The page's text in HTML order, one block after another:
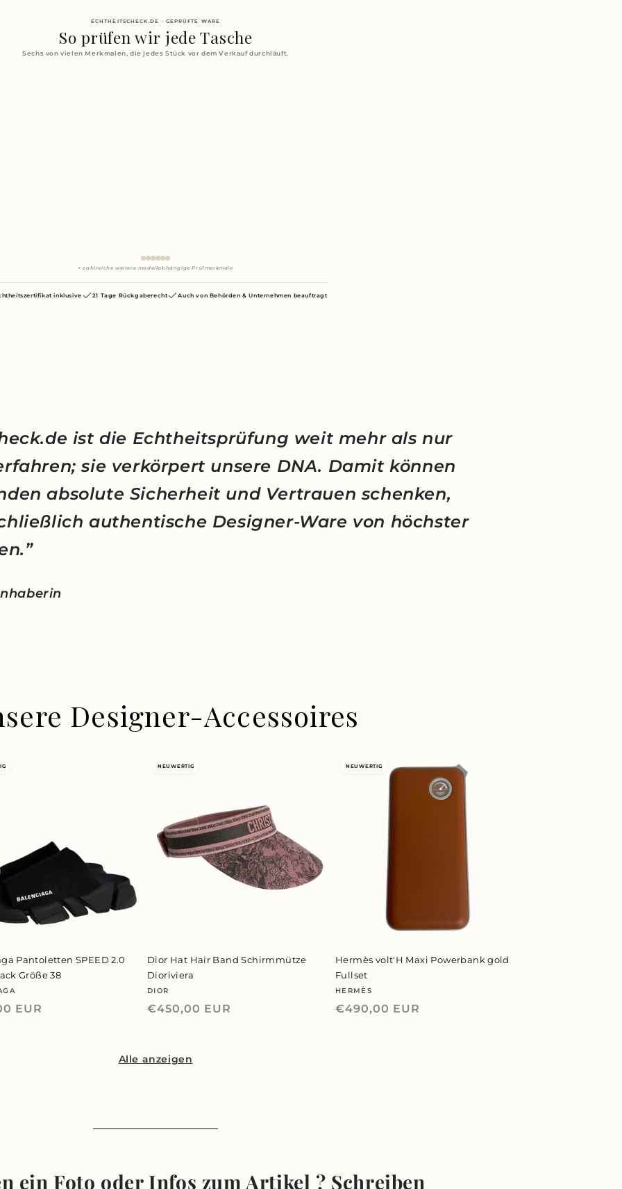
ECHTHEITSCHECK.DE · GEPRÜFTE WARE
So prüfen wir jede Tasche
Sechs von vielen Merkmalen, die jedes Stück vor dem Verkauf durchläuft.
+ zahlreiche weitere modellabhängige Prüfmerkmale
inklusive 21 Tage Rückgaberecht Auch von Behörden & Unternehmen beauftragt
ist die Echtheitsprüfung weit mehr als nur
sie verkörpert unsere DNA. Damit können
absolute Sicherheit und Vertrauen schenken,
authentische Designer-Ware von höchster
Designer-Accessoires
Pantoletten SPEED 2.0
Größe 38
EUR
NEUWERTIG
Dior Hat Hair Band Schirmmütze
Dioriviera
Anbieter:
DIOR
Normaler
€450,00 EUR
NEUWERTIG
Hermès volt'H Maxi Powerbank gold
Fullset
Anbieter:
HERMÈS
Normaler
€490,00 EUR
Alle anzeigen
ein Foto oder Infos zum Artikel ? Schreiben